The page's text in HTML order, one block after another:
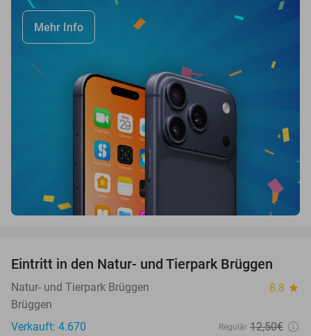
Mehr Info
24%
Eintritt in den Natur- und Tierpark Brüggen
Natur- und Tierpark Brüggen 8.8 star
Brüggen
Verkauft: 4.670
Regulär 12,50€